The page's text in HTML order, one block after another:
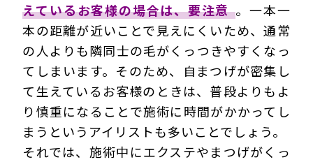
えているお客様の場合は、要注意 。一本一
本の距離が近いことで見えにくいため、通常
の人よりも隣同士の毛がくっつきやすくなっ
てしまいます。そのため、自まつげが密集し
て生えているお客様のときは、普段よりもよ
り慎重になることで施術に時間がかかってし
まうというアイリストも多いことでしょう。
それでは、施術中にエクステやまつげがくっ